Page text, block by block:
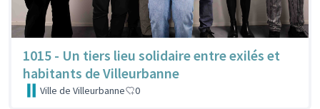
1015 - Un tiers lieu solidaire entre exilés et
habitants de Villeurbanne
Ville de Villeurbanne 0